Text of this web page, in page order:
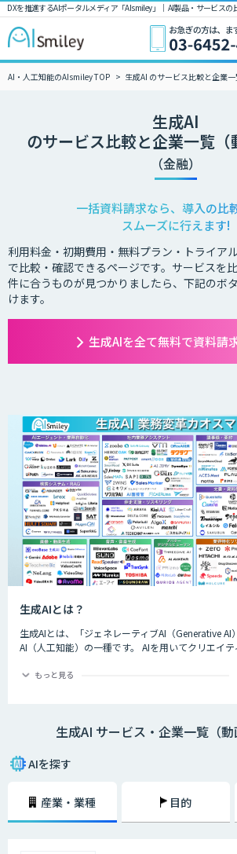
DXを推進するAIポータルメディア「AIsmiley」｜ AI製品・サービスの
AI・人工知能のAIsmiley TOP 生成AI のサービス比較と企業
生成AI
のサービス比較と企業一覧（
（金融）
一括資料請求なら、導入の比
スムーズに行えます!
利用料金・初期費用・無料プラン・トライア
で比較・確認できるページです。サービスを
件に合うものが見つかりましたら、下記のボ
けます。
生成AIを全て無料で資料請
生成AIとは？
生成AIとは、「ジェネレーティブAI（Generative AI
AI（人工知能）の一種です。 AIを用いてクリエイ
グラムのコード、文章など多岐にわたります。
もっと見る
生成AI サービス・企業一覧（動
AIを探す
産業・業種 目的